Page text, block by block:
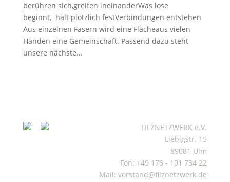
berühren sich,greifen ineinanderWas lose
beginnt, hält plötzlich festVerbindungen entstehen
Aus einzelnen Fasern wird eine Flächeaus vielen
Händen eine Gemeinschaft. Passend dazu steht
unsere nächste...
FILZNETZWERK e.V.
Liebigstr. 15
89081 Ulm
Fon: +49 176 - 101 734 22
Mail: vorstand@filznetzwerk.de